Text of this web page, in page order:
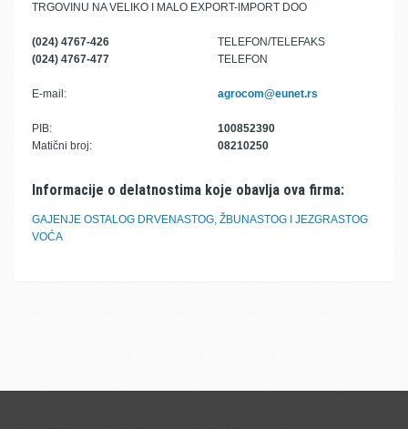
TRGOVINU NA VELIKO I MALO EXPORT-IMPORT DOO
(024) 4767-426
TELEFON/TELEFAKS
(024) 4767-477
TELEFON
E-mail: agrocom@eunet.rs
PIB:
100852390
Matični broj:
08210250
Informacije o delatnostima koje obavlja ova firma:
GAJENJE OSTALOG DRVENASTOG, ŽBUNASTOG I JEZGRASTOG
VOĆA